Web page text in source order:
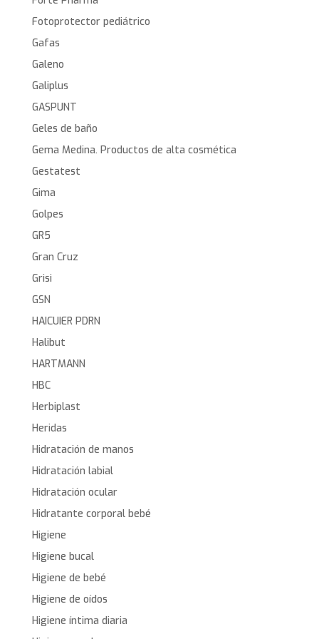
Fotoprotector pediátrico
Gafas
Galeno
Galiplus
GASPUNT
Geles de baño
Gema Medina. Productos de alta cosmética
Gestatest
Gima
Golpes
GR5
Gran Cruz
Grisi
GSN
HAICUIER PDRN
Halibut
HARTMANN
HBC
Herbiplast
Heridas
Hidratación de manos
Hidratación labial
Hidratación ocular
Hidratante corporal bebé
Higiene
Higiene bucal
Higiene de bebé
Higiene de oídos
Higiene íntima diaria